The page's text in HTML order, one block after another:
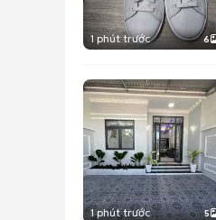
1 phút trước 6
1 phút trước 5